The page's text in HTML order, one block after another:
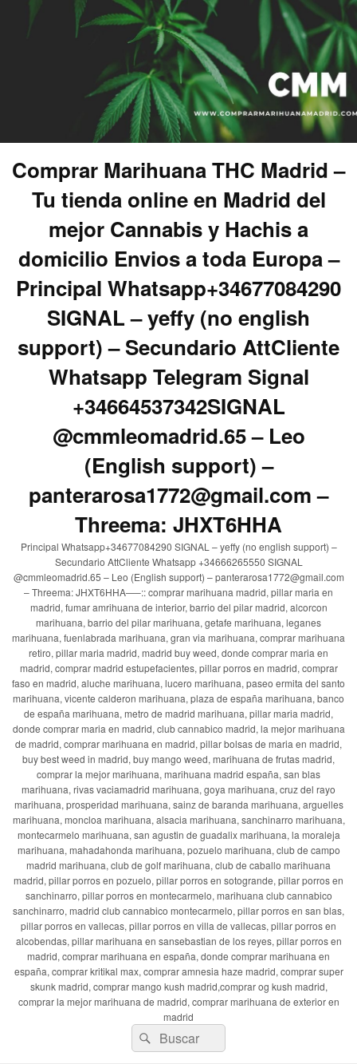
Comprar Marihuana THC Madrid –
Tu tienda online en Madrid del
mejor Cannabis y Hachis a
domicilio Envios a toda Europa –
Principal Whatsapp+34677084290
SIGNAL – yeffy (no english
support) – Secundario AttCliente
Whatsapp Telegram Signal
+34664537342SIGNAL
@cmmleomadrid.65 – Leo
(English support) –
panterarosa1772@gmail.com –
Threema: JHXT6HHA
Principal Whatsapp+34677084290 SIGNAL – yeffy (no english support) –
Secundario AttCliente Whatsapp +34666265550 SIGNAL
@cmmleomadrid.65 – Leo (English support) – panterarosa1772@gmail.com
– Threema: JHXT6HHA—–:: comprar marihuana madrid, pillar maria en
madrid, fumar amrihuana de interior, barrio del pilar madrid, alcorcon
marihuana, barrio del pilar marihuana, getafe marihuana, leganes
marihuana, fuenlabrada marihuana, gran via marihuana, comprar marihuana
retiro, pillar maria madrid, madrid buy weed, donde comprar maria en
madrid, comprar madrid estupefacientes, pillar porros en madrid, comprar
faso en madrid, aluche marihuana, lucero marihuana, paseo ermita del santo
marihuana, vicente calderon marihuana, plaza de españa marihuana, banco
de españa marihuana, metro de madrid marihuana, pillar maria madrid,
donde comprar maria en madrid, club cannabico madrid, la mejor marihuana
de madrid, comprar marihuana en madrid, pillar bolsas de maria en madrid,
buy best weed in madrid, buy mango weed, marihuana de frutas madrid,
comprar la mejor marihuana, marihuana madrid españa, san blas
marihuana, rivas vaciamadrid marihuana, goya marihuana, cruz del rayo
marihuana, prosperidad marihuana, sainz de baranda marihuana, arguelles
marihuana, moncloa marihuana, alsacia marihuana, sanchinarro marihuana,
montecarmelo marihuana, san agustin de guadalix marihuana, la moraleja
marihuana, mahadahonda marihuana, pozuelo marihuana, club de campo
madrid marihuana, club de golf marihuana, club de caballo marihuana
madrid, pillar porros en pozuelo, pillar porros en sotogrande, pillar porros en
sanchinarro, pillar porros en montecarmelo, marihuana club cannabico
sanchinarro, madrid club cannabico montecarmelo, pillar porros en san blas,
pillar porros en vallecas, pillar porros en villa de vallecas, pillar porros en
alcobendas, pillar marihuana en sansebastian de los reyes, pillar porros en
madrid, comprar marihuana en españa, donde comprar marihuana en
españa, comprar kritikal max, comprar amnesia haze madrid, comprar super
skunk madrid, comprar mango kush madrid,comprar og kush madrid,
comprar la mejor marihuana de madrid, comprar marihuana de exterior en
madrid
Buscar
por:
Buscar